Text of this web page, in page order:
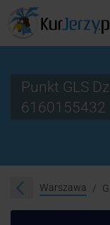
Punkt GLS
6160155432
Warszawa